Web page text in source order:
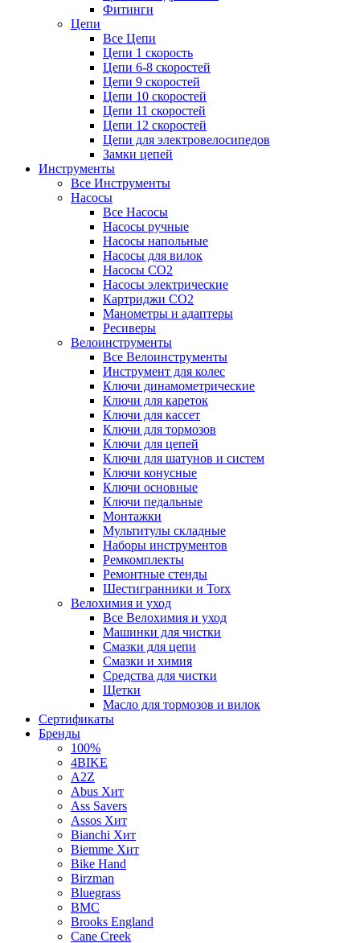
Фитинги
Цепи
Все Цепи
Цепи 1 скорость
Цепи 6-8 скоростей
Цепи 9 скоростей
Цепи 10 скоростей
Цепи 11 скоростей
Цепи 12 скоростей
Цепи для электровелосипедов
Замки цепей
Инструменты
Все Инструменты
Насосы
Все Насосы
Насосы ручные
Насосы напольные
Насосы для вилок
Насосы CO2
Насосы электрические
Картриджи CO2
Манометры и адаптеры
Ресиверы
Велоинструменты
Все Велоинструменты
Инструмент для колес
Ключи динамометрические
Ключи для кареток
Ключи для кассет
Ключи для тормозов
Ключи для цепей
Ключи для шатунов и систем
Ключи конусные
Ключи основные
Ключи педальные
Монтажки
Мультитулы складные
Наборы инструментов
Ремкомплекты
Ремонтные стенды
Шестигранники и Torx
Велохимия и уход
Все Велохимия и уход
Машинки для чистки
Смазки для цепи
Смазки и химия
Средства для чистки
Щетки
Масло для тормозов и вилок
Сертификаты
Бренды
100%
4BIKE
A2Z
Abus Хит
Ass Savers
Assos Хит
Bianchi Хит
Biemme Хит
Bike Hand
Birzman
Bluegrass
BMC
Brooks England
Cane Creek